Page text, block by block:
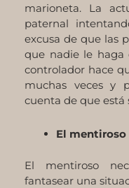
marioneta. La
paternal
excusa de que las
que nadie le haga
controlador hace
muchas veces y
cuenta de que está
El mentiroso
El mentiroso
fantasear una